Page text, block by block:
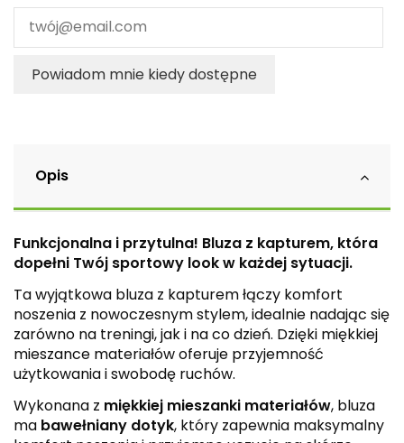
Powiadom mnie kiedy dostępne
Opis
Funkcjonalna i przytulna! Bluza z kapturem, która
dopełni Twój sportowy look w każdej sytuacji.
Ta wyjątkowa bluza z kapturem łączy komfort
noszenia z nowoczesnym stylem, idealnie nadając się
zarówno na treningi, jak i na co dzień. Dzięki miękkiej
mieszance materiałów oferuje przyjemność
użytkowania i swobodę ruchów.
Wykonana z miękkiej mieszanki materiałów, bluza
ma bawełniany dotyk, który zapewnia maksymalny